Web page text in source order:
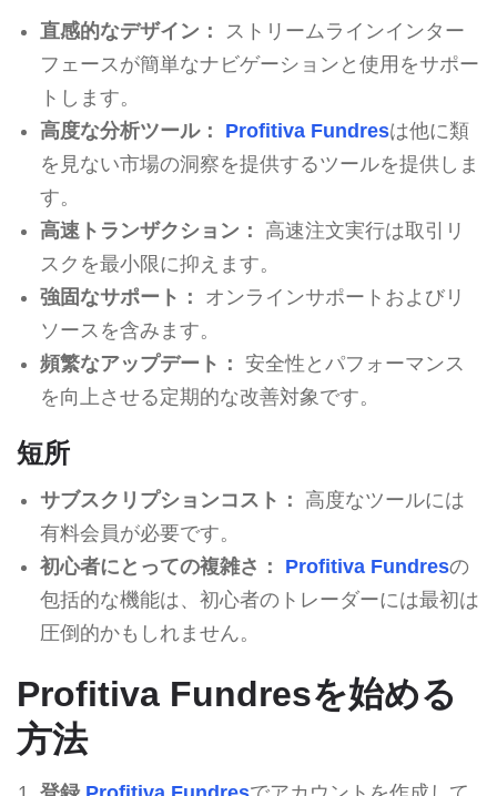
直感的なデザイン：
ストリームラインインター
フェースが簡単なナビゲーションと使用をサポー
トします。
高度な分析ツール：
Profitiva Fundresは他に類
を見ない市場の洞察を提供するツールを提供しま
す。
高速トランザクション：
高速注文実行は取引リ
スクを最小限に抑えます。
強固なサポート：
オンラインサポートおよびリ
ソースを含みます。
頻繁なアップデート： 安全性とパフォーマンス
を向上させる定期的な改善対象です。
短所
サブスクリプションコスト：
高度なツールには
有料会員が必要です。
初心者にとっての複雑さ：
Profitiva Fundresの
包括的な機能は、初心者のトレーダーには最初は
圧倒的かもしれません。
Profitiva Fundresを始める
方法